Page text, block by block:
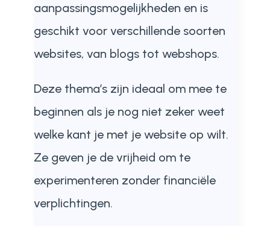
aanpassingsmogelijkheden en is
geschikt voor verschillende soorten
websites, van blogs tot webshops.
Deze thema’s zijn ideaal om mee te
beginnen als je nog niet zeker weet
welke kant je met je website op wilt.
Ze geven je de vrijheid om te
experimenteren zonder financiële
verplichtingen.